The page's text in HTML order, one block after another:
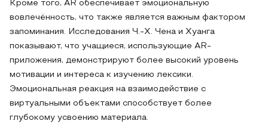
Кроме того, AR обеспечивает эмоциональную
вовлечённость, что также является важным фактором
запоминания. Исследования Ч.-Х. Чена и Хуанга
показывают, что учащиеся, использующие AR-
приложения, демонстрируют более высокий уровень
мотивации и интереса к изучению лексики.
Эмоциональная реакция на взаимодействие с
виртуальными объектами способствует более
глубокому усвоению материала.